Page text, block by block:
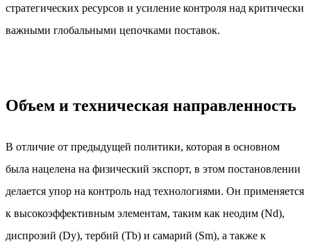
стратегических ресурсов и усиление контроля над критически
важными глобальными цепочками поставок.
Объем и техническая направленность
В отличие от предыдущей политики, которая в основном
была нацелена на физический экспорт, в этом постановлении
делается упор на контроль над технологиями. Он применяется
к высокоэффективным элементам, таким как неодим (Nd),
диспрозий (Dy), тербий (Tb) и самарий (Sm), а также к